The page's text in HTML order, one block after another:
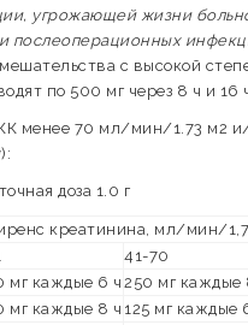
угрожающей жизни
послеоперационных
с высокой
по 500 мг через 8 ч и 16
менее 70 мл/мин/1.73 м2 и/
доза 1.0 г
креатинина, мл/мин/
41-70
мг каждые 6 ч 250 мг каждые
мг каждые 8 ч 125 мг каждые